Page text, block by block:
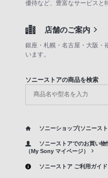
優待など、豊富なサービスと
店舗のご案内
銀座・札幌・名古屋・大阪・
います。
ソニーストアの商品を検索
ソニーショップ(ソニース
ソニーストアでのお買い物
（My Sony マイページ）
ソニーストア ご利用ガイド